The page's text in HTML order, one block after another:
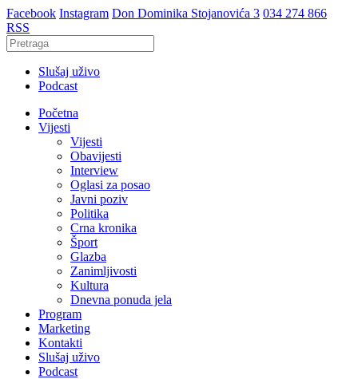
Facebook Instagram Don Dominika Stojanovića 3 034 274 866
RSS
Slušaj uživo
Podcast
Početna
Vijesti
Vijesti
Obavijesti
Interview
Oglasi za posao
Javni poziv
Politika
Crna kronika
Šport
Glazba
Zanimljivosti
Kultura
Dnevna ponuda jela
Program
Marketing
Kontakti
Slušaj uživo
Podcast